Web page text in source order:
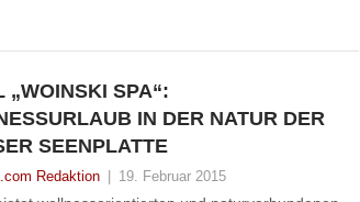
„WOINSKI SPA“:
IN DER NATUR DER
SEENPLATTE
Redaktion 19. Februar 2015